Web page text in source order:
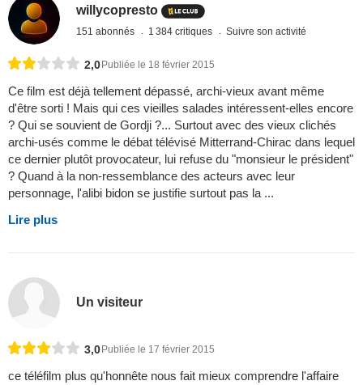
willycopresto
151 abonnés 1 384 critiques Suivre son activité
2,0Publiée le 18 février 2015
Ce film est déjà tellement dépassé, archi-vieux avant même
d'être sorti ! Mais qui ces vieilles salades intéressent-elles encore
? Qui se souvient de Gordji ?... Surtout avec des vieux clichés
archi-usés comme le débat télévisé Mitterrand-Chirac dans lequel
ce dernier plutôt provocateur, lui refuse du "monsieur le président"
? Quand à la non-ressemblance des acteurs avec leur
personnage, l'alibi bidon se justifie surtout pas la ...
Lire plus
Un visiteur
3,0 Publiée le 17 février 2015
ce téléfilm plus qu'honnête nous fait mieux comprendre l'affaire